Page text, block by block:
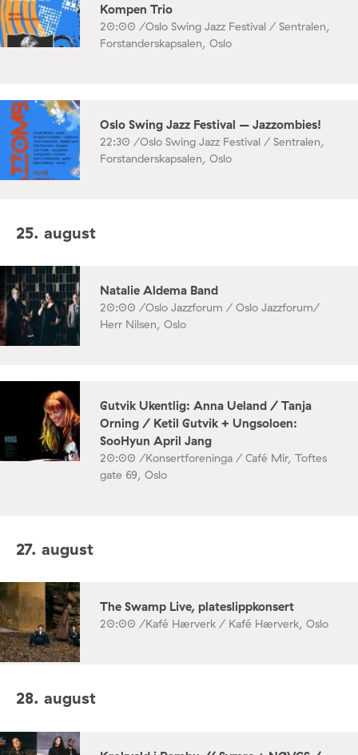
Kompen Trio
20:00 /Oslo Swing Jazz Festival / Sentralen,
Forstanderskapsalen, Oslo
Oslo Swing Jazz Festival – Jazzombies!
22:30 /Oslo Swing Jazz Festival / Sentralen,
Forstanderskapsalen, Oslo
25. august
Natalie Aldema Band
20:00 /Oslo Jazzforum / Oslo Jazzforum/
Herr Nilsen, Oslo
Gutvik Ukentlig: Anna Ueland / Tanja
Orning / Ketil Gutvik + Ungsoloen:
SooHyun April Jang
20:00 /Konsertforeninga / Café Mir, Toftes
gate 69, Oslo
27. august
The Swamp Live, plateslippkonsert
20:00 /Kafé Hærverk / Kafé Hærverk, Oslo
28. august